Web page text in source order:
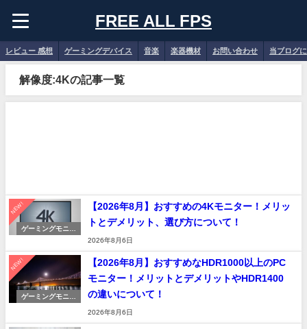
FREE ALL FPS
レビュー 感想 ゲーミングデバイス 音楽 楽器機材 お問い合わせ 当ブログ
解像度:4Kの記事一覧
NEW!
ゲーミングモニタ
【2026年8月】おすすめの4Kモニター！メリッ
トとデメリット、選び方について！
2026年8月6日
NEW!
ゲーミングモニタ
【2026年8月】おすすめなHDR1000以上のPC
モニター！メリットとデメリットやHDR1400
の違いについて！
2026年8月6日